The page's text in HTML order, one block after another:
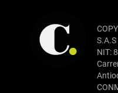
S.A.S
NIT: